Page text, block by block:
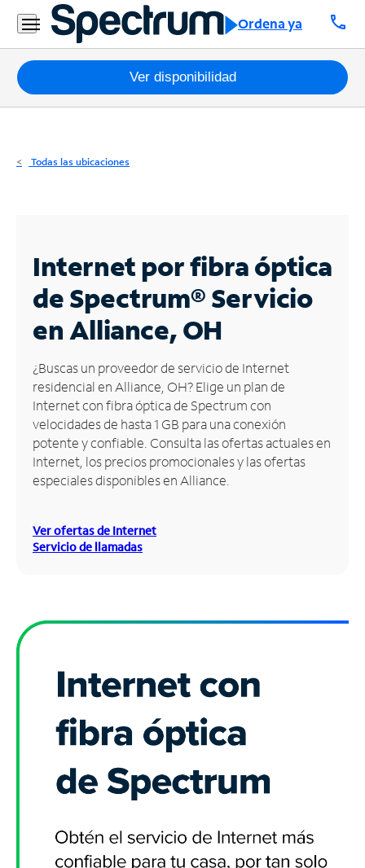
Ordena ya call
Residencial
Business
Paquetes
Internet
Business
Contáctanos
Inglés
Administrar
cuenta
Encuentra
una
tienda
Ver disponibilidad
Todas las ubicaciones
Internet por fibra óptica
de Spectrum®Servicio
en Alliance, OH
¿Buscas un proveedor de servicio de Internet
residencial en Alliance, OH? Elige un plan de
Internet con fibra óptica de Spectrum con
velocidades de hasta 1 GB para una conexión
potente y confiable. Consulta las ofertas actuales en
Internet, los precios promocionales y las ofertas
especiales disponibles en Alliance.
Ver ofertas de Internet
Servicio de llamadas